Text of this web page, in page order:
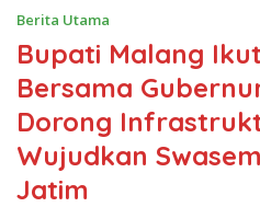
Berita Utama
Bupati Malang
Bersama
Dorong
Wujudkan
Jatim